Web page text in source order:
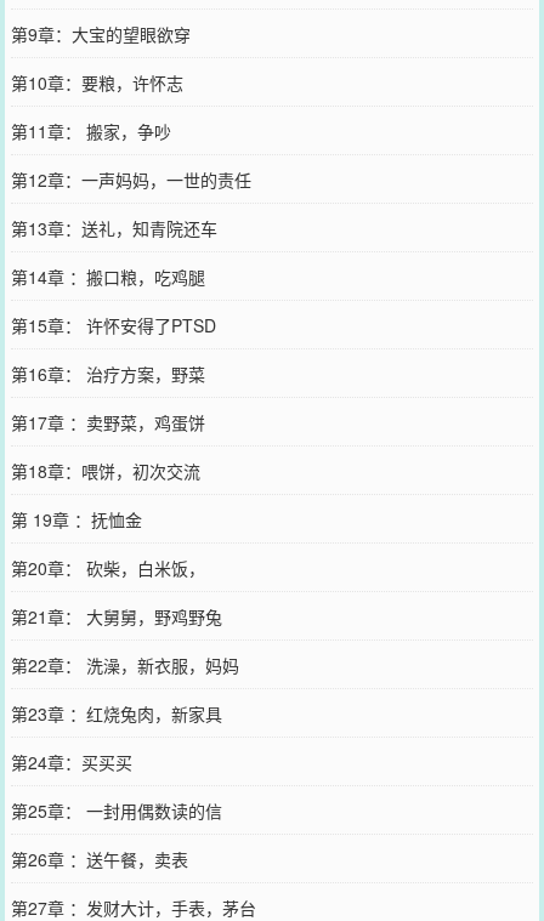
第9章：大宝的望眼欲穿
第10章：要粮，许怀志
第11章： 搬家，争吵
第12章：一声妈妈，一世的责任
第13章：送礼，知青院还车
第14章 ：搬口粮，吃鸡腿
第15章： 许怀安得了PTSD
第16章： 治疗方案，野菜
第17章 ：卖野菜，鸡蛋饼
第18章：喂饼，初次交流
第 19章 ：抚恤金
第20章： 砍柴，白米饭，
第21章： 大舅舅，野鸡野兔
第22章： 洗澡，新衣服，妈妈
第23章 ：红烧兔肉，新家具
第24章：买买买
第25章： 一封用偶数读的信
第26章 ：送午餐，卖表
第27章 ：发财大计，手表，茅台